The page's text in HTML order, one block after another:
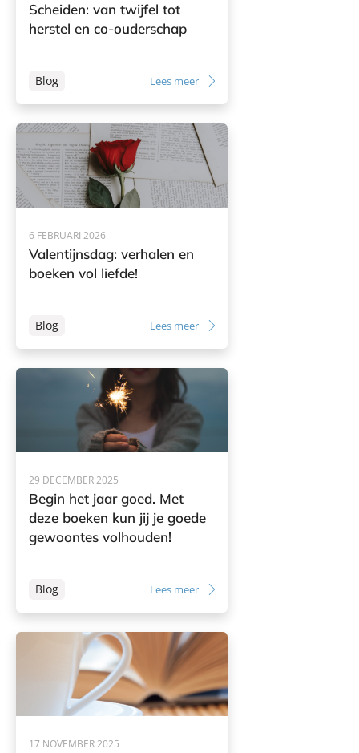
Scheiden: van twijfel tot
herstel en co-ouderschap
Blog Lees meer
6 FEBRUARI 2026
Valentijnsdag: verhalen en
boeken vol liefde!
Blog Lees meer
29 DECEMBER 2025
Begin het jaar goed. Met
deze boeken kun jij je goede
gewoontes volhouden!
Blog Lees meer
17 NOVEMBER 2025